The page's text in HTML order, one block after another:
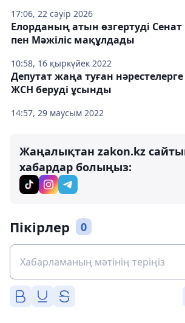
17:06, 22 сәуір 2026
10:58, 16 қыркүйек 2022
Елорданың атын өзгертуді Сенат
пен Мәжіліс мақұлдады
14:57, 29 маусым 2022
Депутат жаңа туған нәрестелерге
ЖСН беруді ұсынды
Жаңалықтан zakon.kz
хабардар болыңыз:
Пікірлер 0